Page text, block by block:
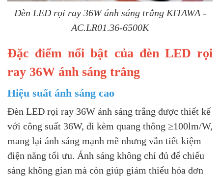
Đèn LED rọi ray 36W ánh sáng trắng KITAWA -
AC.LR01.36-6500K
Đặc điểm nổi bật của đèn LED rọi
ray 36W ánh sáng trắng
Hiệu suất ánh sáng cao
Đèn LED rọi ray 36W ánh sáng trắng được thiết kế
với công suất 36W, đi kèm quang thông ≥100lm/W,
mang lại ánh sáng mạnh mẽ nhưng vẫn tiết kiệm
điện năng tối ưu. Ánh sáng không chỉ đủ để chiếu
sáng không gian mà còn giúp giảm thiểu hóa đơn